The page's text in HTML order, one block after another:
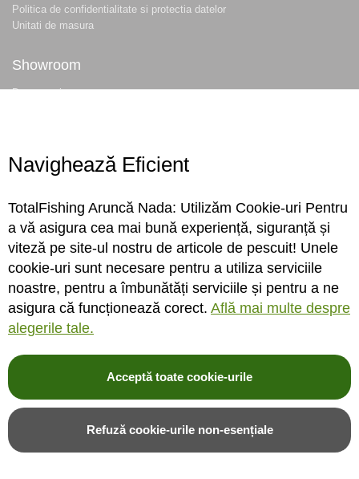
Politica de confidentialitate si protectia datelor
Unitati de masura
Showroom
Despre noi
Conecteaza-te
Sa ne cunoastem mai bine. Vino alaturi de noi pe reteaua ta preferata. Te
asteptam cu stiri, surprize, concursuri, premii ...
© 2004-2026 TotalFishing SRL. Toate drepturile rezervate. Citititermeni si
fisiere cookie ,politica de confidentialitate si protectia datelor
* Pozele produselor sunt folosite cu acordul furnizorilor si sunt doar cu titlu de
Navighează Eficient
TotalFishing Aruncă Nada: Utilizăm Cookie-uri Pentru
a vă asigura cea mai bună experiență, siguranță și
viteză pe site-ul nostru de articole de pescuit! Unele
cookie-uri sunt necesare pentru a utiliza serviciile
noastre, pentru a îmbunătăți serviciile și pentru a ne
asigura că funcționează corect. Află mai multe despre
alegerile tale.
Acceptă toate cookie-urile
Refuză cookie-urile non-esențiale